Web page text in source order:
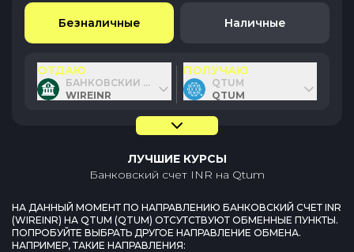
Безналичные Наличные
ОТДАЮ
БАНКОВСКИЙ СЧЕТ INR
WIREINR
ПОЛУЧАЮ
QTUM
QTUM
ЛУЧШИЕ КУРСЫ
Банковский счет INR на Qtum
НА ДАННЫЙ МОМЕНТ ПО НАПРАВЛЕНИЮ БАНКОВСКИЙ СЧЕТ INR
(WIREINR) НА QTUM (QTUM) ОТСУТСТВУЮТ ОБМЕННЫЕ ПУНКТЫ.
ПОПРОБУЙТЕ ВЫБРАТЬ ДРУГОЕ НАПРАВЛЕНИЕ ОБМЕНА.
НАПРИМЕР, ТАКИЕ НАПРАВЛЕНИЯ: